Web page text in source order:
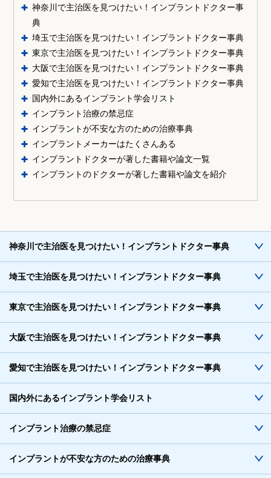
神奈川で主治医を見つけたい！インプラントドクター事
典
埼玉で主治医を見つけたい！インプラントドクター事典
東京で主治医を見つけたい！インプラントドクター事典
大阪で主治医を見つけたい！インプラントドクター事典
愛知で主治医を見つけたい！インプラントドクター事典
国内外にあるインプラント学会リスト
インプラント治療の禁忌症
インプラントが不安な方のための治療事典
インプラントメーカーはたくさんある
インプラントドクターが著した書籍や論文一覧
インプラントのドクターが著した書籍や論文を紹介
神奈川で主治医を見つけたい！インプラントドクター事典
埼玉で主治医を見つけたい！インプラントドクター事典
東京で主治医を見つけたい！インプラントドクター事典
大阪で主治医を見つけたい！インプラントドクター事典
愛知で主治医を見つけたい！インプラントドクター事典
国内外にあるインプラント学会リスト
インプラント治療の禁忌症
インプラントが不安な方のための治療事典